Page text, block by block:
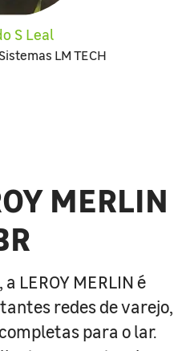
S Leal
LM TECH
MERLIN
LEROY MERLIN é
redes de varejo,
para o lar.